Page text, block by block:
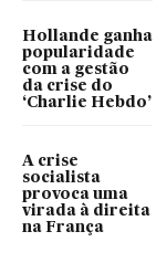
Hollande ganha
popularidade
com a gestão
da crise do
‘Charlie Hebdo’
A crise
socialista
provoca uma
virada à direita
na França